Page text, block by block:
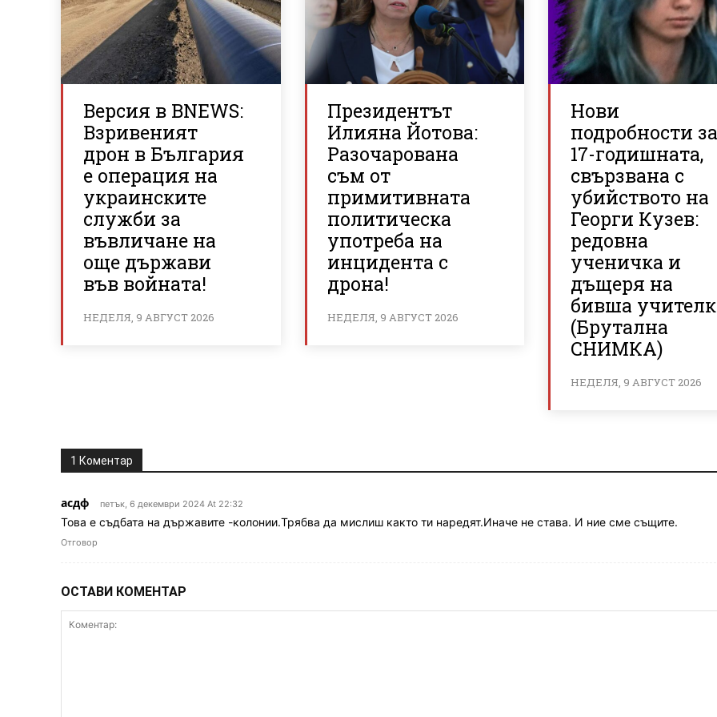
Версия в BNEWS:
Взривеният
дрон в България
е операция на
украинските
служби за
въвличане на
още държави
във войната!
НЕДЕЛЯ, 9 АВГУСТ 2026
Президентът
Илияна Йотова:
Разочарована
съм от
примитивната
политическа
употреба на
инцидента с
дрона!
НЕДЕЛЯ, 9 АВГУСТ 2026
Нови
подробности
17-годишната,
свързвана с
убийството на
Георги Кузев:
редовна
ученичка и
дъщеря на
бивша
(Брутална
СНИМКА)
НЕДЕЛЯ, 9 АВГУСТ 2026
1 Коментар
асдф петък, 6 декември 2024 At 22:32
Това е съдбата на държавите -колонии.Трябва да мислиш както ти наредят.Иначе не става. И ние сме същите.
Отговор
ОСТАВИ КОМЕНТАР